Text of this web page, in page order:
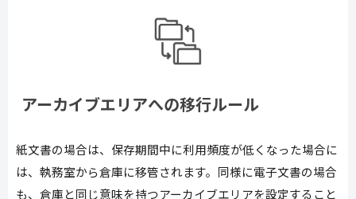
アーカイブエリアへの移行ルール
紙文書の場合は、保存期間中に利用頻度が低くなった場合に
は、執務室から倉庫に移管されます。同様に電子文書の場合
も、倉庫と同じ意味を持つアーカイブエリアを設定すること